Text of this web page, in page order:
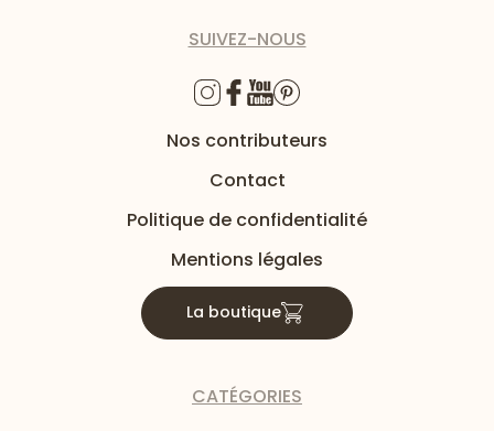
SUIVEZ-NOUS
Nos contributeurs
Contact
Politique de confidentialité
Mentions légales
La boutique
CATÉGORIES